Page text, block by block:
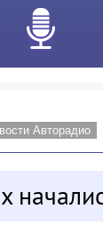
Авторадио